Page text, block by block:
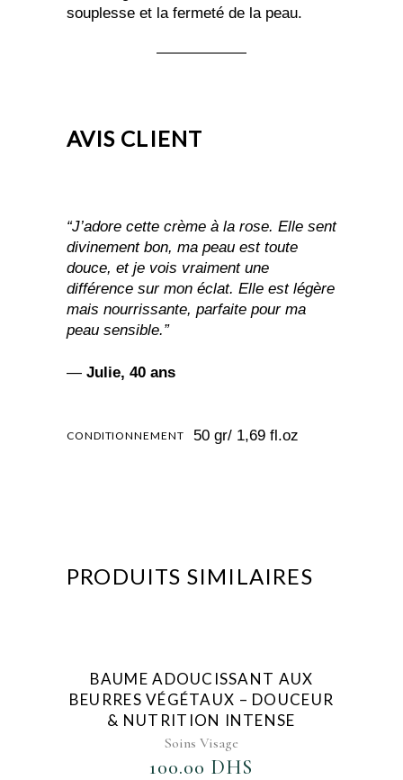
souplesse et la fermeté de la peau.
AVIS CLIENT
“J’adore cette crème à la rose. Elle sent
divinement bon, ma peau est toute
douce, et je vois vraiment une
différence sur mon éclat. Elle est légère
mais nourrissante, parfaite pour ma
peau sensible.”
— Julie, 40 ans
CONDITIONNEMENT 50 gr/ 1,69 fl.oz
PRODUITS SIMILAIRES
BAUME ADOUCISSANT AUX
BEURRES VÉGÉTAUX – DOUCEUR
& NUTRITION INTENSE
Soins Visage
100.00 DHS